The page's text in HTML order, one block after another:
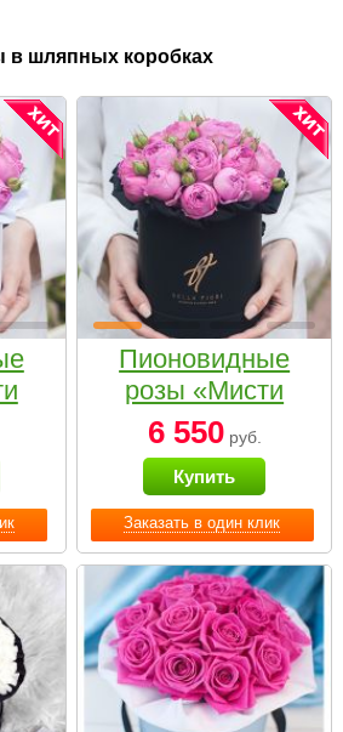
в шляпных коробках
Заказать в один клик
Пионовидные
розы «Мисти
бабблс» в
черной коробке
Small
6 550руб.
Купить